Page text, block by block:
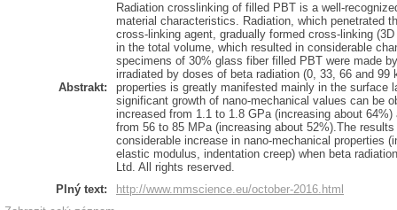
Abstrakt:
Radiation crosslinking of filled PBT is a well-
material characteristics. Radiation, which penetrated
cross-linking agent, gradually formed cross-linking
in the total volume, which resulted in considerable
specimens of 30% glass fiber filled PBT were made
irradiated by doses of beta radiation (0, 33, 66 and
properties is greatly manifested mainly in the surface
significant growth of nano-mechanical values can be
increased from 1.1 to 1.8 GPa (increasing about
from 56 to 85 MPa (increasing about 52%).The
considerable increase in nano-mechanical properties
elastic modulus, indentation creep) when beta
Ltd. All rights reserved.
Plný text:
http://www.mmscience.eu/october-2016.html